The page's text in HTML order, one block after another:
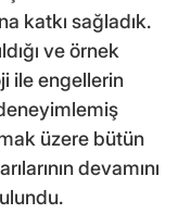
katkı sağladık.
ve örnek
ile engellerin
üzere bütün
devamını